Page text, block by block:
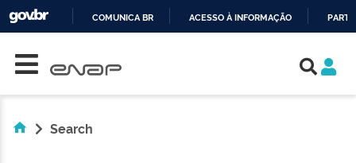
COMUNICA BR ACESSO À INFORMAÇÃO
Search